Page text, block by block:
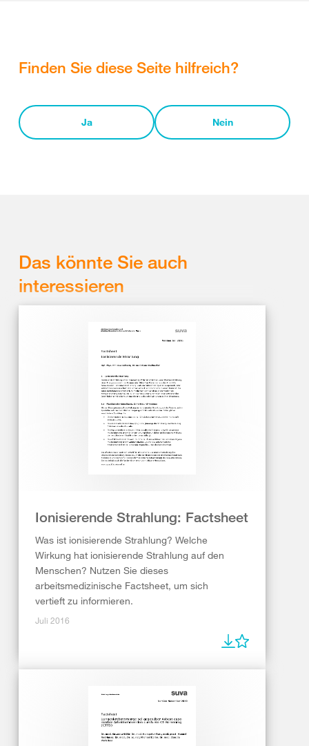
Finden Sie diese Seite hilfreich?
Ja Nein
Das könnte Sie auch
interessieren
Ionisierende Strahlung: Factsheet
Was ist ionisierende Strahlung? Welche
Wirkung hat ionisierende Strahlung auf den
Menschen? Nutzen Sie dieses
arbeitsmedizinische Factsheet, um sich
vertieft zu informieren.
Juli 2016